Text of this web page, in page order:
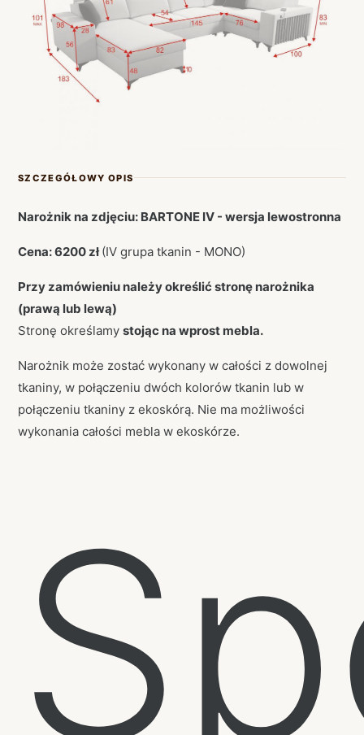
SZCZEGÓŁOWY OPIS
Narożnik na zdjęciu: BARTONE IV - wersja lewostronna
Cena: 6200 zł(IV grupa tkanin - MONO)
Przy zamówieniu należy określić stronę narożnika
(prawą lub lewą)
Stronę określamy stojąc na wprost mebla.
Narożnik może zostać wykonany w całości z dowolnej
tkaniny, w połączeniu dwóch kolorów tkanin lub w
połączeniu tkaniny z ekoskórą. Nie ma możliwości
wykonania całości mebla w ekoskórze.